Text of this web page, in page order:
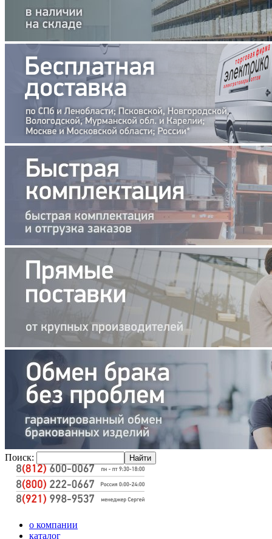
Поиск:
о компании
каталог